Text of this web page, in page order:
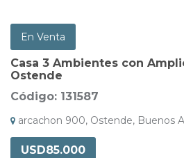
En Venta
Casa 3 Ambientes con
Ostende
Código: 131587
arcachon 900, Ostende, Buenos
USD85.000